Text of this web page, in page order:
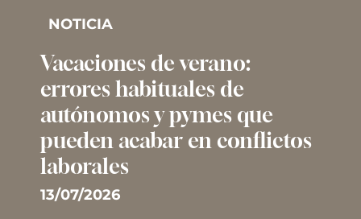
NOTICIA
Vacaciones de verano:
errores habituales de
autónomos y pymes que
pueden acabar en conflictos
laborales
13/07/2026